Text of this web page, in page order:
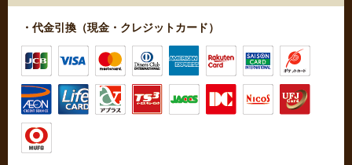
・代金引換（現金・クレジットカード）